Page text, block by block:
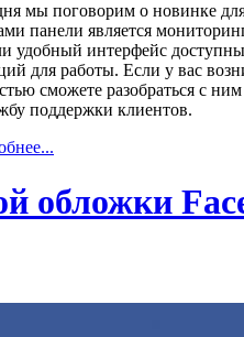
мы поговорим о новинке
панели является
удобный интерфейс
для работы. Если у вас
сможете разобраться с
поддержки клиентов.
обложки